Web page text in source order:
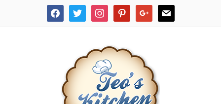
facebooktwitter instagrampinterestgoogle mail